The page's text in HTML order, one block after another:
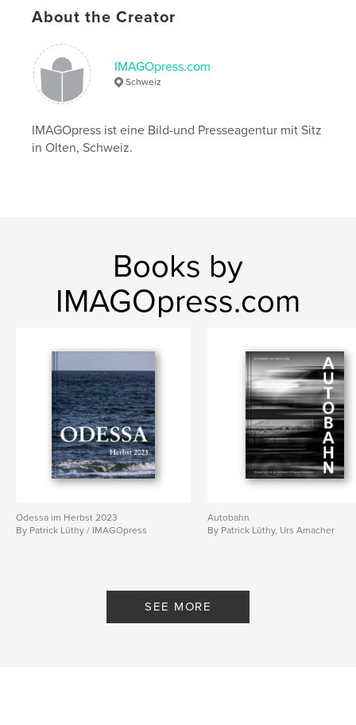
Publish Date:Sep 14, 2017
Keywords
aedermannsdorf , thal
About the Creator
IMAGOpress.com
Schweiz
IMAGOpress ist eine Bild-und Presseagentur mit Sitz
in Olten, Schweiz.
Books by
IMAGOpress.com
Odessa im Herbst 2023
By Patrick Lüthy / IMAGOpress
Autobahn
By Patrick Lüthy, Urs Amacher
SEE MORE